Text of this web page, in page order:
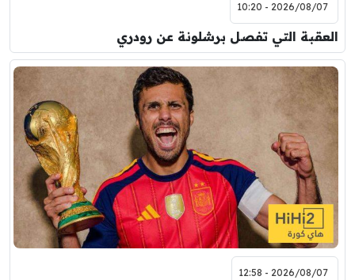
2026/08/07 - 10:20
العقبة التي تفصل برشلونة عن رودري
2026/08/07 - 12:58